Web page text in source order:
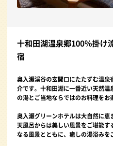
十和田湖温泉郷100％掛け
宿
奥入瀬渓谷の玄関口にたたずむ温
介です。十和田湖に一番近い天然
の湯とご当地ならではのお料理をお
奥入瀬グリーンホテルは大自然に
天風呂からは美しい風景をご堪能
なる風景とともに、癒しの湯浴みを